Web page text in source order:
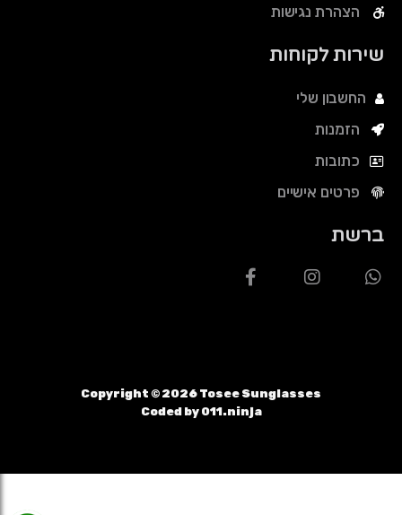
הצהרת נגישות
שירות לקוחות
החשבון שלי
הזמנות
כתובות
פרטים אישיים
ברשת
Copyright © 2026 Tosee Sunglasses
Coded by 011.ninja